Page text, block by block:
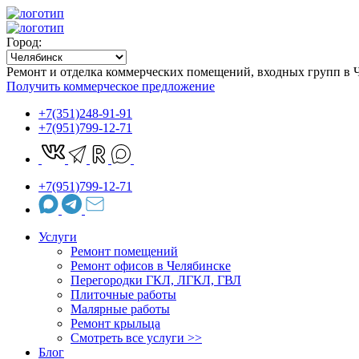
Город:
Ремонт и отделка коммерческих помещений, входных групп в
Получить коммерческое предложение
+7(351)248-91-91
+7(951)799-12-71
+7(951)799-12-71
Услуги
Ремонт помещений
Ремонт офисов в Челябинске
Перегородки ГКЛ, ЛГКЛ, ГВЛ
Плиточные работы
Малярные работы
Ремонт крыльца
Cмотреть все услуги >>
Блог